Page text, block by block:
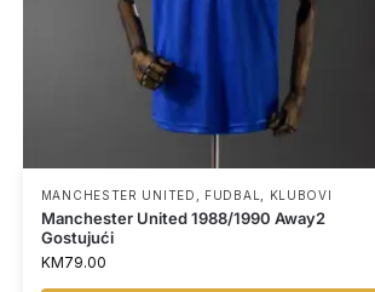
MANCHESTER UNITED FUDBAL KLUBOVI
Manchester United 1988/1990 Away2
Gostujući
KM79.00